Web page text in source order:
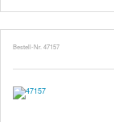
Bestell-Nr. 47157